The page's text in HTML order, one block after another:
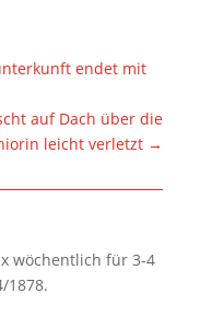
endet mit
auf Dach über die
leicht verletzt →
wöchentlich für 3-4
1878.